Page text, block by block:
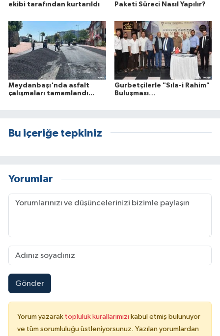
ekibi tarafından kurtarıldı
Paketi Süreci Nasıl Yapılır?
Meydanbaşı'nda asfalt
çalışmaları tamamlandı...
Gurbetçilerle "Sıla-i Rahim"
Buluşması…
Bu içeriğe tepkiniz
Yorumlar
Gönder
Yorum yazarak topluluk kurallarımızı kabul etmiş bulunuyor
ve tüm sorumluluğu üstleniyorsunuz. Yazılan yorumlardan